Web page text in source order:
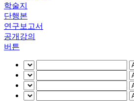
학술지
단행본
연구보고서
공개강의
버튼